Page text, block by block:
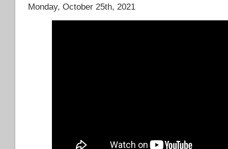
Monday, October 25th, 2021